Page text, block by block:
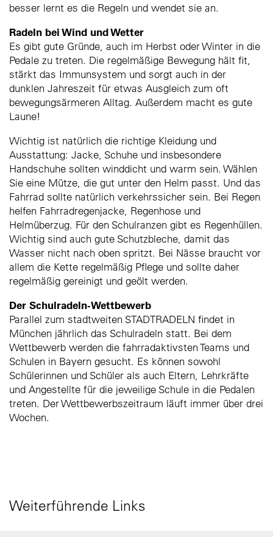
besser lernt es die Regeln und wendet sie an.
Radeln bei Wind und Wetter
Es gibt gute Gründe, auch im Herbst oder Winter in die
Pedale zu treten. Die regelmäßige Bewegung hält fit,
stärkt das Immunsystem und sorgt auch in der
dunklen Jahreszeit für etwas Ausgleich zum oft
bewegungsärmeren Alltag. Außerdem macht es gute
Laune!
Wichtig ist natürlich die richtige Kleidung und
Ausstattung: Jacke, Schuhe und insbesondere
Handschuhe sollten winddicht und warm sein. Wählen
Sie eine Mütze, die gut unter den Helm passt. Und das
Fahrrad sollte natürlich verkehrssicher sein. Bei Regen
helfen Fahrradregenjacke, Regenhose und
Helmüberzug. Für den Schulranzen gibt es Regenhüllen.
Wichtig sind auch gute Schutzbleche, damit das
Wasser nicht nach oben spritzt. Bei Nässe braucht vor
allem die Kette regelmäßig Pflege und sollte daher
regelmäßig gereinigt und geölt werden.
Der Schulradeln-Wettbewerb
Parallel zum stadtweiten STADTRADELN findet in
München jährlich das Schulradeln statt. Bei dem
Wettbewerb werden die fahrradaktivsten Teams und
Schulen in Bayern gesucht. Es können sowohl
Schülerinnen und Schüler als auch Eltern, Lehrkräfte
und Angestellte für die jeweilige Schule in die Pedalen
treten. Der Wettbewerbszeitraum läuft immer über drei
Wochen.
Weiterführende Links